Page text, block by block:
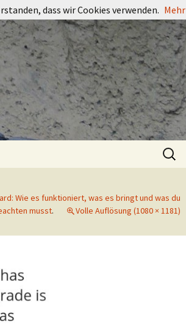
Suchen
nach:
Wie es funktioniert, was es bringt und was du
musst. Volle Auflösung (1080 × 1181)
dass wir Cookies verwenden. Mehr